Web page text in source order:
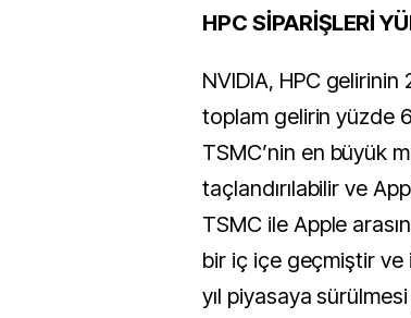
HPC SİPARİŞLERİ
NVIDIA, HPC
toplam gelirin yüzde
TSMC’nin en büyük
taçlandırılabilir ve
TSMC ile Apple
bir iç içe geçmiştir
yıl piyasaya